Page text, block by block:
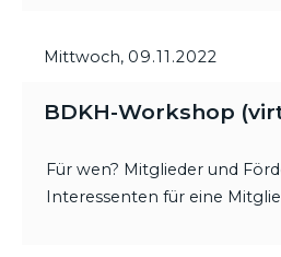
Mittwoch, 09.11.2022
BDKH-Workshop
Für wen? Mitglieder und
Interessenten für eine